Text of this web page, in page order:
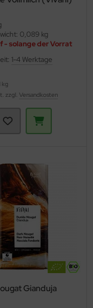
0,089 kg
- solange der Vorrat
1-4 Werktage
kg
zzgl. Versandkosten
Gianduja